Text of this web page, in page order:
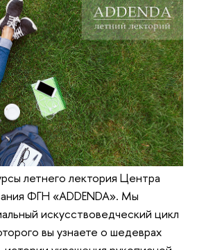
летнего лектория Центра
ФГН «АDDENDA». Мы
искусствоведческий цикл
вы узнаете о шедеврах